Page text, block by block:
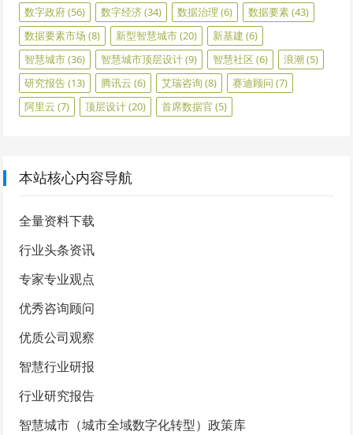
数字政府(56) 数字经济(34) 数据治理 (6) 数据要素(43)
数据要素市场 (8) 新型智慧城市(20) 新基建 (6)
智慧城市(36) 智慧城市顶层设计(9) 智慧社区 (6) 浪潮(5)
研究报告(13) 腾讯云 (6) 艾瑞咨询 (8) 赛迪顾问 (7)
阿里云 (7) 顶层设计(20) 首席数据官 (5)
本站核心内容导航
全量资料下载
行业头条资讯
专家专业观点
优秀咨询顾问
优质公司观察
智慧行业研报
行业研究报告
智慧城市（城市全域数字化转型）政策库